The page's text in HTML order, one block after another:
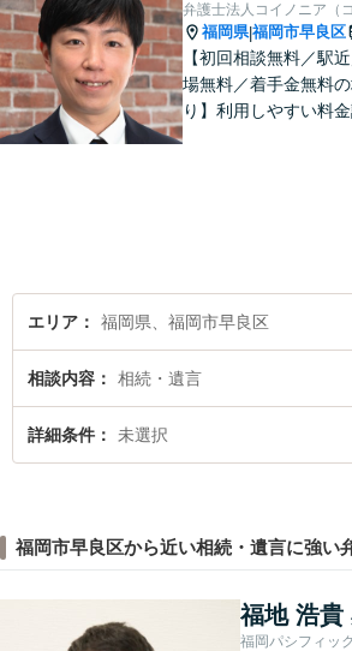
弁護士法人コイノニア（
福岡県|福岡市早良区
【初回相談無料／駅
場無料／着手金無料
り】利用しやすい料金
す。
エリア 福岡県、福岡市早良区
相談内容 相続・遺言
詳細条件 未選択
福岡市早良区から近い相続・遺言に強い
福地 浩貴
福岡パシフィッ